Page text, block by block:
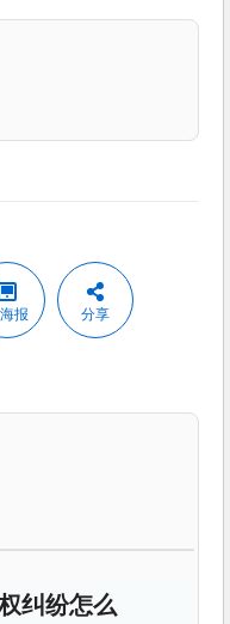
报 分享
纠纷怎么